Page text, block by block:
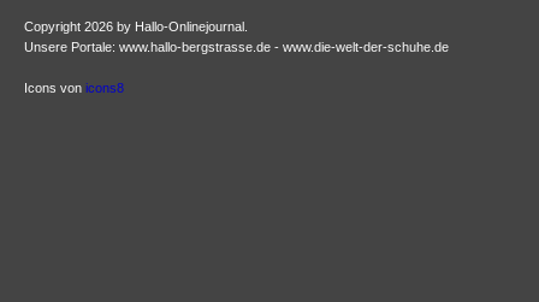
Copyright 2026 by Hallo-Onlinejournal.
Unsere Portale: www.hallo-bergstrasse.de - www.die-welt-der-schuhe.de
Icons von icons8